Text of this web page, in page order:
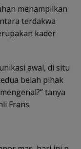
menampilkan
terdakwa
kader
awal, di situ
belah pihak
tanya
Frans.